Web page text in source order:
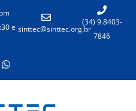
e sinttec@sinttec.org.br
(34) 9.8403-
7846